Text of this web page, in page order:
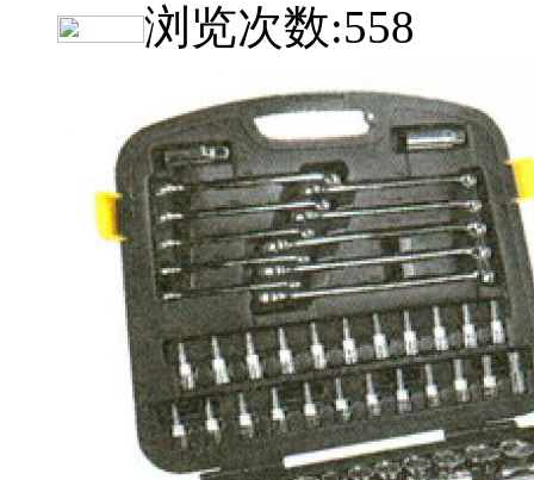
浏览次数:558